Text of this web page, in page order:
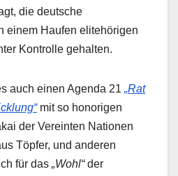
die deutsche
einem Haufen elitehörigen
Kontrolle gehalten.
auch einen Agenda 21 „Rat
mit so honorigen
der Vereinten Nationen
Töpfer, und anderen
für das „Wohl“der